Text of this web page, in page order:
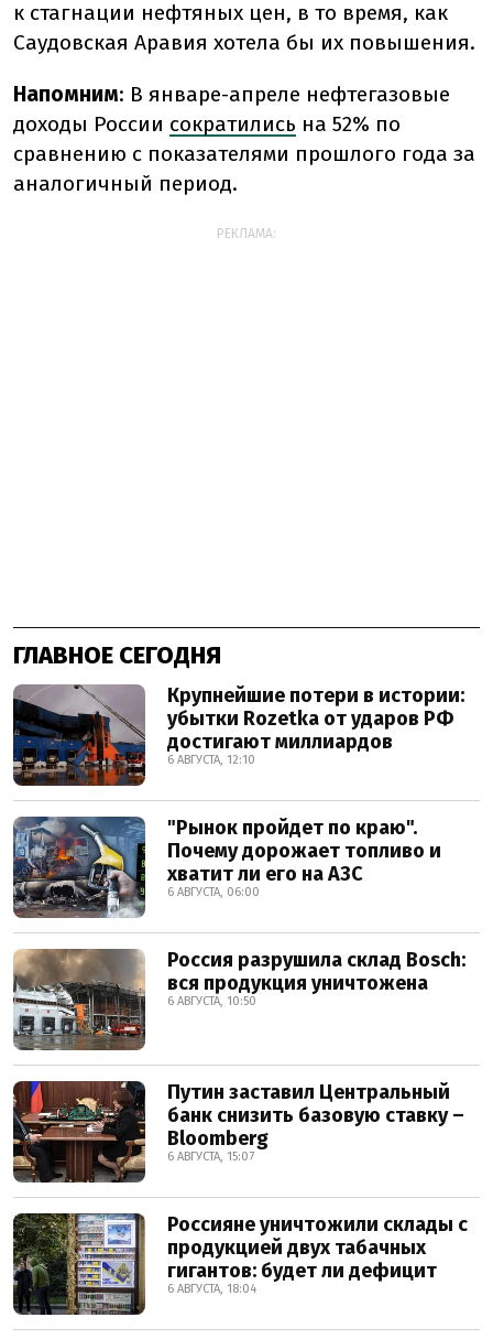
к стагнации нефтяных цен, в то время, как
Саудовская Аравия хотела бы их повышения.
Напомним: В январе-апреле нефтегазовые
доходы России сократились на 52% по
сравнению с показателями прошлого года за
аналогичный период.
РЕКЛАМА:
ГЛАВНОЕ СЕГОДНЯ
Крупнейшие потери в истории:
убытки Rozetka от ударов РФ
достигают миллиардов
6 АВГУСТА, 12:10
"Рынок пройдет по краю".
Почему дорожает топливо и
хватит ли его на АЗС
6 АВГУСТА, 06:00
Россия разрушила склад Bosch:
вся продукция уничтожена
6 АВГУСТА, 10:50
Путин заставил Центральный
банк снизить базовую ставку –
Bloomberg
6 АВГУСТА, 15:07
Россияне уничтожили склады с
продукцией двух табачных
гигантов: будет ли дефицит
6 АВГУСТА, 18:04